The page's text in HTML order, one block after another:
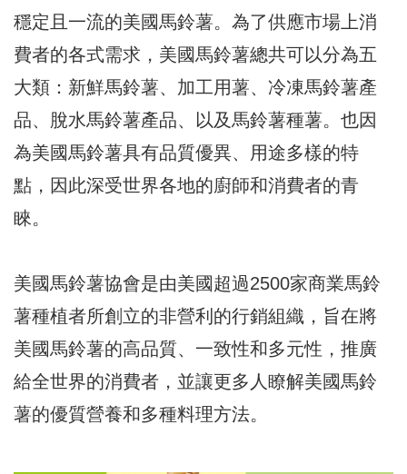
穩定且一流的美國馬鈴薯。為了供應市場上消
費者的各式需求，美國馬鈴薯總共可以分為五
大類：新鮮馬鈴薯、加工用薯、冷凍馬鈴薯產
品、脫水馬鈴薯產品、以及馬鈴薯種薯。也因
為美國馬鈴薯具有品質優異、用途多樣的特
點，因此深受世界各地的廚師和消費者的青
睞。
美國馬鈴薯協會是由美國超過2500家商業馬鈴
薯種植者所創立的非營利的行銷組織，旨在將
美國馬鈴薯的高品質、一致性和多元性，推廣
給全世界的消費者，並讓更多人瞭解美國馬鈴
薯的優質營養和多種料理方法。